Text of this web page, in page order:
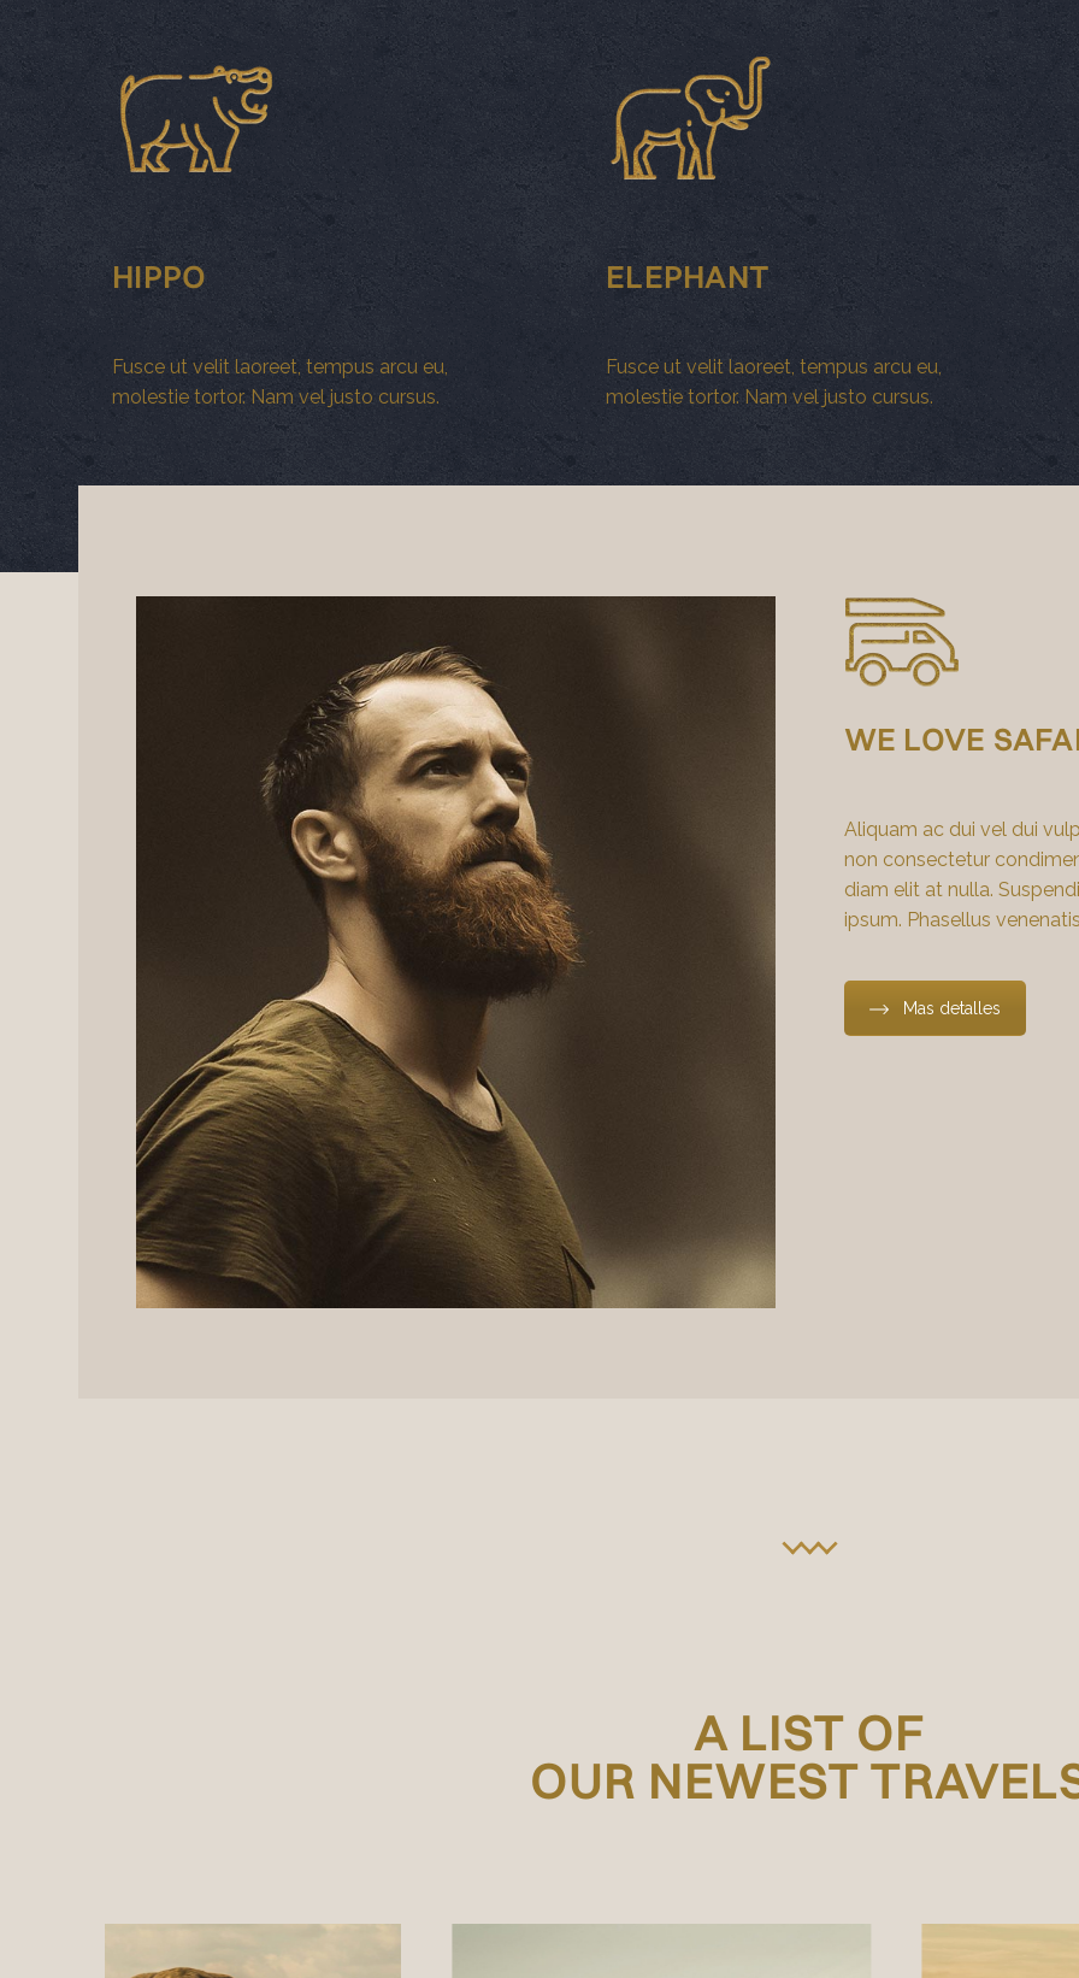
HIPPO
Fusce ut velit laoreet, tempus arcu eu,
molestie tortor. Nam vel justo cursus.
ELEPHANT
Fusce ut velit laoreet, tempus arcu eu,
molestie tortor. Nam vel justo cursus.
WE LOVE
Aliquam ac dui vel dui
non consectetur
diam elit at nulla.
ipsum. Phasellus
Mas detalles
A LIST OF
OUR NEWEST